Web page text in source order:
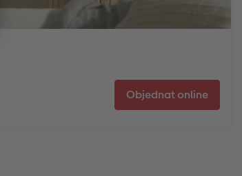
Objednat online